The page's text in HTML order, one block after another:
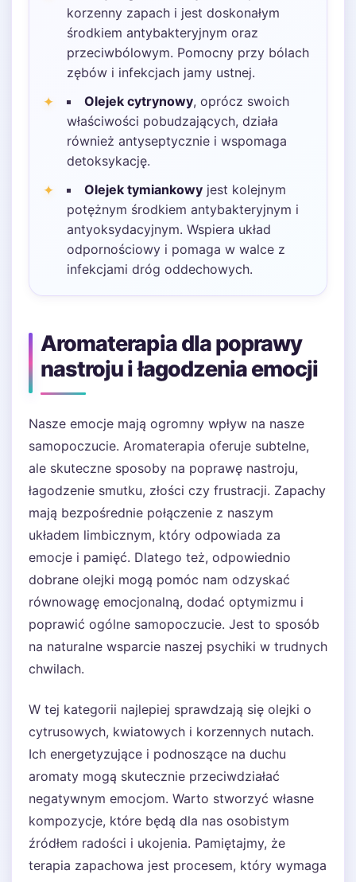
korzenny zapach i jest doskonałym
środkiem antybakteryjnym oraz
przeciwbólowym. Pomocny przy bólach
zębów i infekcjach jamy ustnej.
Olejek cytrynowy, oprócz swoich
właściwości pobudzających, działa
również antyseptycznie i wspomaga
detoksykację.
Olejek tymiankowy jest kolejnym
potężnym środkiem antybakteryjnym i
antyoksydacyjnym. Wspiera układ
odpornościowy i pomaga w walce z
infekcjami dróg oddechowych.
Aromaterapia dla poprawy
nastroju i łagodzenia emocji
Nasze emocje mają ogromny wpływ na nasze
samopoczucie. Aromaterapia oferuje subtelne,
ale skuteczne sposoby na poprawę nastroju,
łagodzenie smutku, złości czy frustracji. Zapachy
mają bezpośrednie połączenie z naszym
układem limbicznym, który odpowiada za
emocje i pamięć. Dlatego też, odpowiednio
dobrane olejki mogą pomóc nam odzyskać
równowagę emocjonalną, dodać optymizmu i
poprawić ogólne samopoczucie. Jest to sposób
na naturalne wsparcie naszej psychiki w trudnych
chwilach.
W tej kategorii najlepiej sprawdzają się olejki o
cytrusowych, kwiatowych i korzennych nutach.
Ich energetyzujące i podnoszące na duchu
aromaty mogą skutecznie przeciwdziałać
negatywnym emocjom. Warto stworzyć własne
kompozycje, które będą dla nas osobistym
źródłem radości i ukojenia. Pamiętajmy, że
terapia zapachowa jest procesem, który wymaga